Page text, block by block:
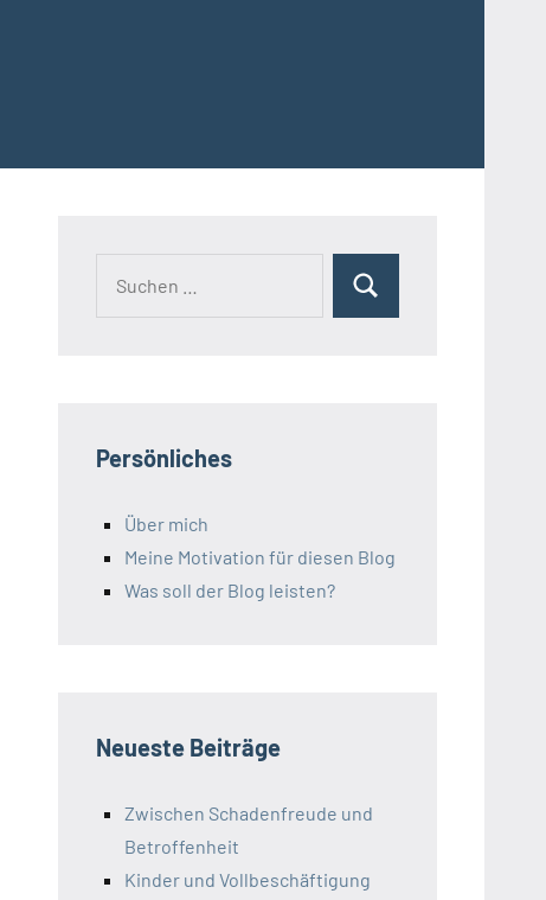
Suchen
Persönliches
Über mich
Meine Motivation für diesen Blog
Was soll der Blog leisten?
Neueste Beiträge
Zwischen Schadenfreude und
Betroffenheit
Kinder und Vollbeschäftigung